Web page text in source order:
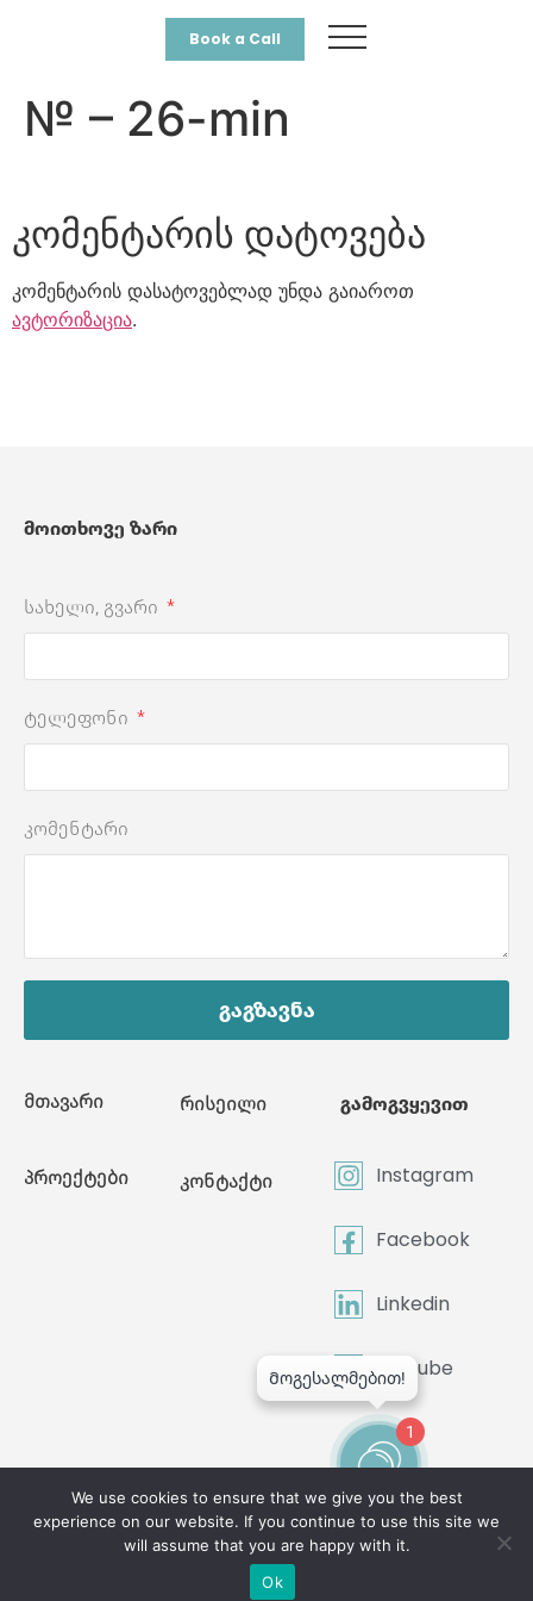
Book a Call
№ – 26-min
კომენტარის დატოვება
კომენტარის დასატოვებლად უნდა გაიაროთ
ავტორიზაცია.
©2024 All Rights Reserved
მთავარი
პროექტები
რისეილი
კონტაქტი
გამოგვყევით
Instagram
Facebook
Linkedin
Youtube
მოითხოვე ზარი
სახელი, გვარი
ტელეფონი
კომენტარი
გაგზავნა
1
We use cookies to ensure that we give you the best
experience on our website. If you continue to use this site we
will assume that you are happy with it.
Ok